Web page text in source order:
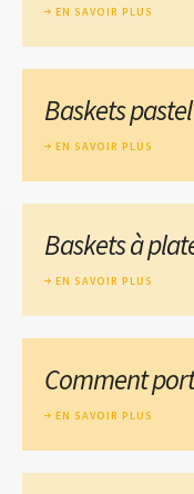
EN SAVOIR PLUS
Baskets pastel
EN SAVOIR PLUS
Baskets à
EN SAVOIR PLUS
Comment
EN SAVOIR PLUS